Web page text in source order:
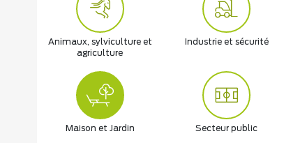
Animaux, sylviculture et
agriculture
Industrie et sécurité
Maison et Jardin Secteur public